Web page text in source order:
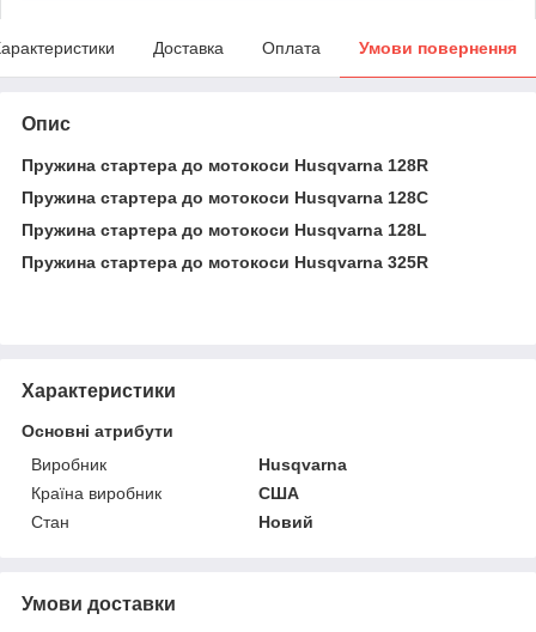
Доставка Оплата Умови повернення
Опис
Пружина стартера до мотокоси Husqvarna 128R
Пружина стартера до мотокоси Husqvarna 128C
Пружина стартера до мотокоси Husqvarna 128L
Пружина стартера до мотокоси Husqvarna 325R
Характеристики
Основні атрибути
Виробник
Husqvarna
Країна виробник
США
Стан
Новий
Умови доставки